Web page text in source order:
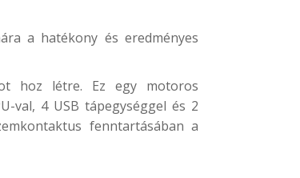
a hatékony és eredményes
hoz létre. Ez egy motoros
val, 4 USB tápegységgel és 2
fenntartásában a